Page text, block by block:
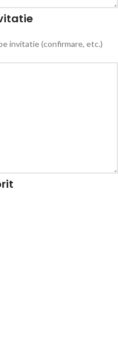
invitatie (confirmare, etc.)